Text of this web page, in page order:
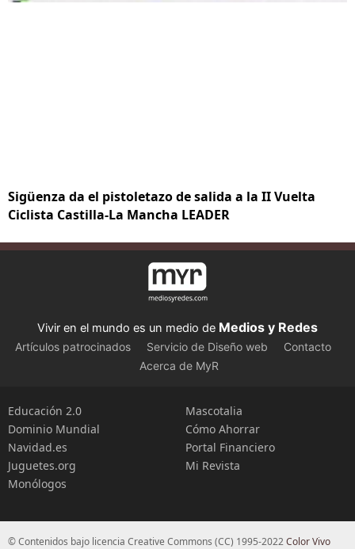
Sigüenza da el pistoletazo de salida a la II Vuelta
Ciclista Castilla-La Mancha LEADER
Vivir en el mundo es un medio de Medios y Redes
Artículos patrocinados Servicio de Diseño web
Contacto
Acerca de MyR
Educación 2.0
Dominio Mundial
Navidad.es
Juguetes.org
Monólogos
Mascotalia
Cómo Ahorrar
Portal Financiero
Mi Revista
© Contenidos bajo licencia Creative Commons (CC) 1995-2022Color Vivo